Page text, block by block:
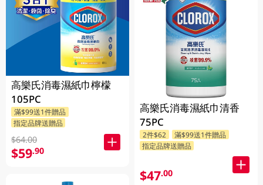
高樂氏消毒濕紙巾檸檬
105PC
滿$99送1件贈品
指定品牌送贈品
$64.00
$59.90
高樂氏消毒濕紙巾清香
75PC
2件$62
滿$99送1件贈品
指定品牌送贈品
$47.00